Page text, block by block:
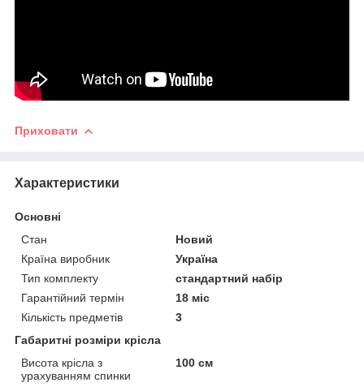
Приховати
Характеристики
Основні
Стан
Новий
Країна виробник
Україна
Тип комплекту
стандартний набір
Гарантійний термін
18 міс
Кількість предметів
3
Габаритні розміри крісла
Висота крісла з
урахуванням спинки
100 см